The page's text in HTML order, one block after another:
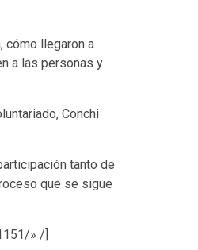
cómo llegaron a
a las personas y
Conchi
tanto de
que se sigue
» /]